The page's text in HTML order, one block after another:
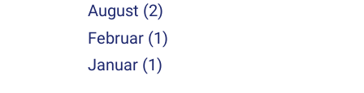
August (2)
Februar (1)
Januar (1)